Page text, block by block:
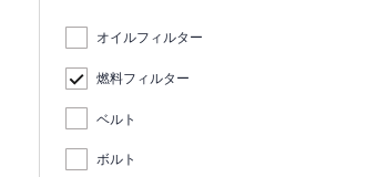
オイルフィルター
燃料フィルター
ベルト
ボルト